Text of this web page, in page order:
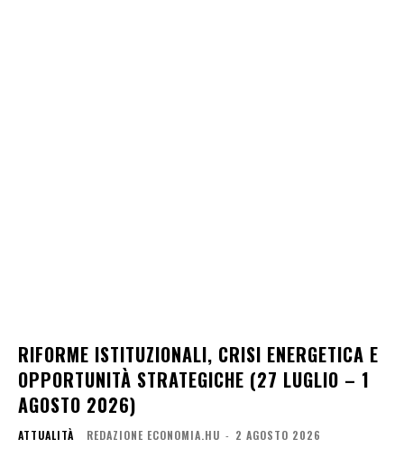
RIFORME ISTITUZIONALI, CRISI ENERGETICA E
OPPORTUNITÀ STRATEGICHE (27 LUGLIO – 1
AGOSTO 2026)
ATTUALITÀ REDAZIONE ECONOMIA.HU - 2 AGOSTO 2026